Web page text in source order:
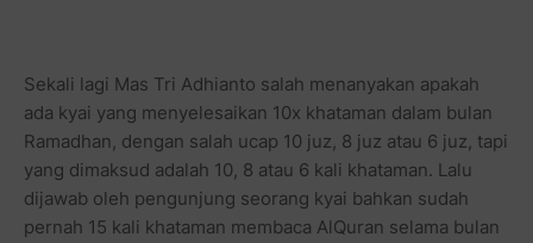
Sekali lagi Mas Tri Adhianto salah menanyakan apakah
ada kyai yang menyelesaikan 10x khataman dalam bulan
Ramadhan, dengan salah ucap 10 juz, 8 juz atau 6 juz, tapi
yang dimaksud adalah 10, 8 atau 6 kali khataman. Lalu
dijawab oleh pengunjung seorang kyai bahkan sudah
pernah 15 kali khataman membaca AlQuran selama bulan